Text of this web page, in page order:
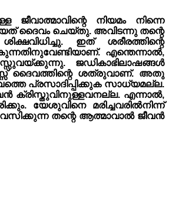
നിയമം നിന്നെ
ദൈവം ചെയ്‌തു. അവിടന്നു തന്റെ
ഇത് ശരീരത്തിന്റെ
എന്തെന്നാൽ,
ജഡികാഭിലാഷങ്ങൾ
ദൈവത്തിന്റെ ശത്രുവാണ്. അതു
പ്രസാദിപ്പിക്കുക സാധ്യമല്ല.
ക്രിസ്തു‌വിനുള്ളവനല്ല. എന്നാൽ,
യേശുവിനെ മരിച്ചവരിൽനിന്ന്
വസിക്കുന്ന തന്റെ ആത്മാവാൽ ജീവൻ